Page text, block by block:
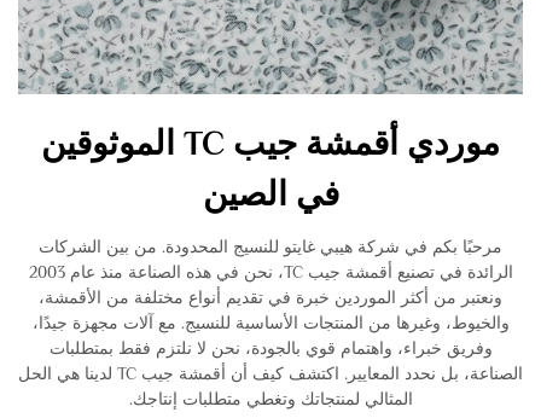
موردي أقمشة جيب TC الموثوقين
في الصين
مرحبًا بكم في شركة هيبي غايتو للنسيج المحدودة. من بين الشركات
الرائدة في تصنيع أقمشة جيب TC، نحن في هذه الصناعة منذ عام 2003
ونعتبر من أكثر الموردين خبرة في تقديم أنواع مختلفة من الأقمشة،
والخيوط، وغيرها من المنتجات الأساسية للنسيج. مع آلات مجهزة جيدًا،
وفريق خبراء، واهتمام قوي بالجودة، نحن لا نلتزم فقط بمتطلبات
الصناعة، بل نحدد المعايير. اكتشف كيف أن أقمشة جيب TC لدينا هي الحل
المثالي لمنتجاتك وتغطي متطلبات إنتاجك.